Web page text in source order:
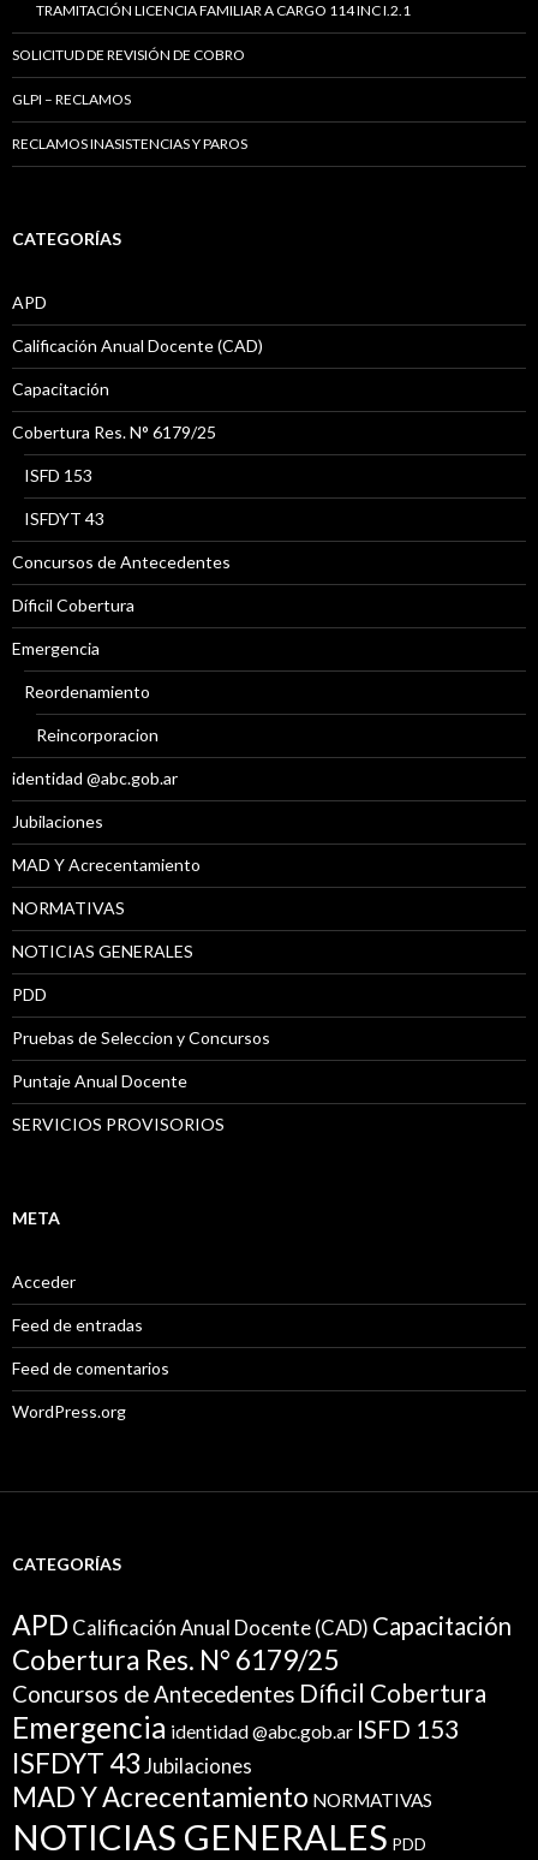
TRAMITACIÓN LICENCIA FAMILIAR A CARGO 114 INC I.2.1
SOLICITUD DE REVISIÓN DE COBRO
GLPI – RECLAMOS
RECLAMOS INASISTENCIAS Y PAROS
CATEGORÍAS
APD
Calificación Anual Docente (CAD)
Capacitación
Cobertura Res. N° 6179/25
ISFD 153
ISFDYT 43
Concursos de Antecedentes
Díficil Cobertura
Emergencia
Reordenamiento
Reincorporacion
identidad @abc.gob.ar
Jubilaciones
MAD Y Acrecentamiento
NORMATIVAS
NOTICIAS GENERALES
PDD
Pruebas de Seleccion y Concursos
Puntaje Anual Docente
SERVICIOS PROVISORIOS
META
Acceder
Feed de entradas
Feed de comentarios
WordPress.org
CATEGORÍAS
APD Calificación Anual Docente (CAD) Capacitación
Cobertura Res. N° 6179/25
Concursos de Antecedentes Díficil Cobertura
Emergencia identidad @abc.gob.ar ISFD 153
ISFDYT 43 Jubilaciones
MAD Y Acrecentamiento NORMATIVAS
NOTICIAS GENERALES PDD